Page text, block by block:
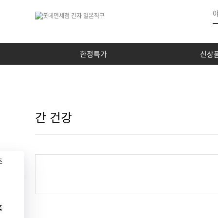
한정특가 신상
간 건강